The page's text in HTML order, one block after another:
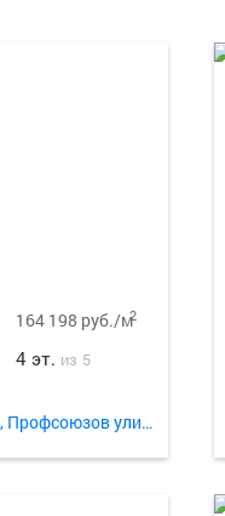
164 198 руб./м2
4 эт. из 5
Железнодорожный, Профсоюзов улица 38